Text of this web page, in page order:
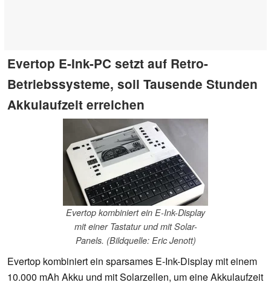
Evertop E-Ink-PC setzt auf Retro-
Betriebssysteme, soll Tausende Stunden
Akkulaufzeit erreichen
Evertop kombiniert ein E-Ink-Display
mit einer Tastatur und mit Solar-
Panels. (Bildquelle: Eric Jenott)
Evertop kombiniert ein sparsames E-Ink-Display mit einem
10.000 mAh Akku und mit Solarzellen, um eine Akkulaufzeit